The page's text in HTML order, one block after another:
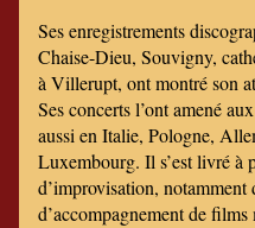
Ses enregistrements
Chaise-Dieu, Souvigny,
à Villerupt, ont montré son
Ses concerts l’ont amené
aussi en Italie, Pologne,
Luxembourg. Il s’est livré à
d’improvisation, notamment
d’accompagnement de films